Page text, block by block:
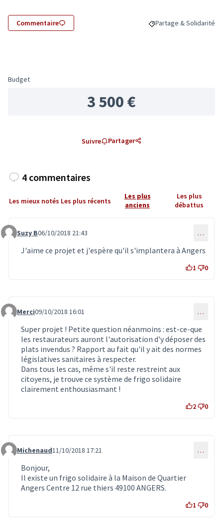
Commentaire Filtrer les résultats de
Partage & Solidarité
Budget
3 500 €
Suivre Partager
4 commentaires
Les mieux notés Les plus récents
Les plus
anciens
Les plus
débattus
Commentaire 886
Suzy B06/10/2018 21:43 …
J'aime ce projet et j'espère qu'il s'implantera à Angers
1 0
Commentaire 929
Merci09/10/2018 16:01 …
Super projet ! Petite question néanmoins : est-ce-que
les restaurateurs auront l'autorisation d'y déposer des
plats invendus ? Rapport au fait qu'il y ait des normes
législatives sanitaires à respecter.
Dans tous les cas, même s'il reste restreint aux
citoyens, je trouve ce système de frigo solidaire
clairement enthousiasmant !
2 0
Commentaire 947
Michenaud11/10/2018 17:21 …
Bonjour,
Il existe un frigo solidaire à la Maison de Quartier
Angers Centre 12 rue thiers 49100 ANGERS.
1 0